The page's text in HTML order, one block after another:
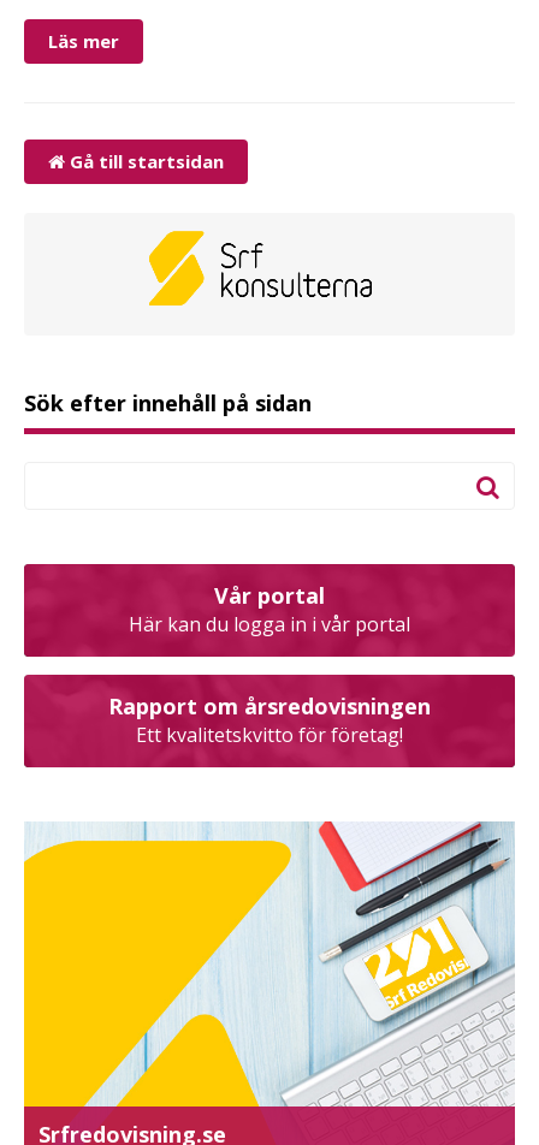
Läs mer
Gå till startsidan
Sök efter innehåll på sidan
Vår portal
Här kan du logga in i vår portal
Rapport om årsredovisningen
Ett kvalitetskvitto för företag!
Srfredovisning.se